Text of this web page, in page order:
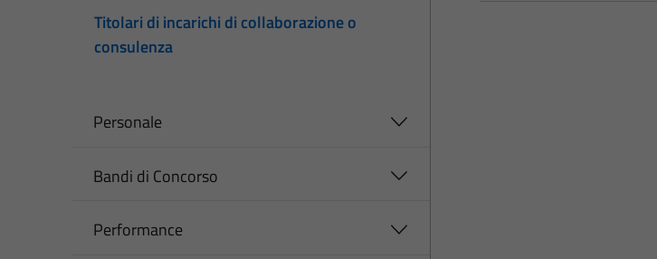
Titolari di incarichi di collaborazione o
consulenza
Personale
Bandi di Concorso
Performance